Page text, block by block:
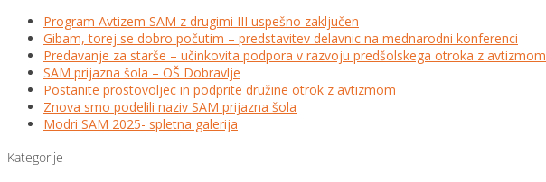
Program Avtizem SAM z drugimi III uspešno zaključen
Gibam, torej se dobro počutim – predstavitev delavnic na mednarodni konferenci
Predavanje za starše – učinkovita podpora v razvoju predšolskega otroka z avtizmom
SAM prijazna šola – OŠ Dobravlje
Postanite prostovoljec in podprite družine otrok z avtizmom
Znova smo podelili naziv SAM prijazna šola
Modri SAM 2025- spletna galerija
Kategorije